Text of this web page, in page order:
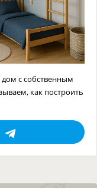
дом с собственным
как построить